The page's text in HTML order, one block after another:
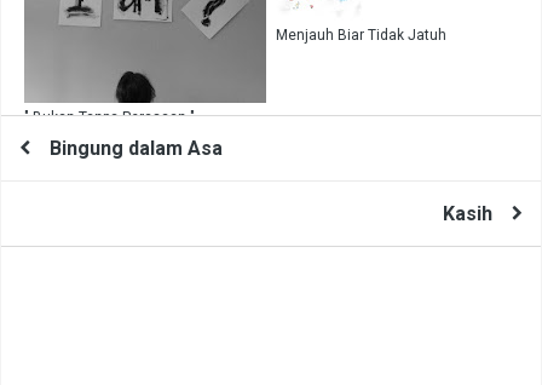
" Bukan Tanpa Perasaan "
Menjauh Biar Tidak Jatuh
Bingung dalam Asa
Kasih